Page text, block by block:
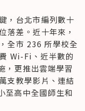
，台北市編列數十
落差。近十年來，
全市 236 所學校全
Wi-Fi、近半數的
，更推出雲端學習
支教學影片、連結
至高中全國師生和